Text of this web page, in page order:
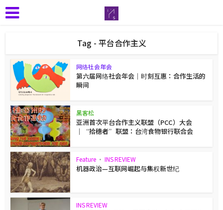
Tag - 平台合作主义
网络社会年会
第六届网络社会年会｜时刻互惠：合作生活的
瞬间
黑客松
亚洲首次平台合作主义联盟（PCC）大会
｜“拾穗者”联盟：台湾食物银行联合会
Feature • INS REVIEW
机器政治—互联网崛起与集权新世纪
INS REVIEW